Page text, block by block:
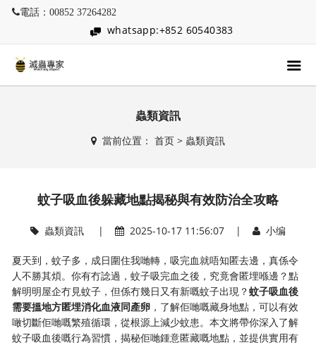
電話：00852 37264282
whatsapp:+852 60540383
蟲類資訊
當前位置： 首页> 蟲類資訊
蚊子吸血後躲藏地點揭秘與有效防治全攻略
蟲類資訊| 2025-10-17 11:56:07 | 小编
夏天到，蚊子多，成日圍住我哋轉，吸完血就唔知匿去邊，真係令
人不勝其煩。你有冇諗過，蚊子吸完血之後，究竟會匿埋喺邊？點
解明明屋企冇見蚊子，但係冇幾日又有新嘅蚊子出現？​​蚊子吸血後
需要搵地方匿埋消化血液同產卵​ ​，了解佢哋嘅藏身地點，可以有效
噉切斷佢哋嘅繁殖循環，從根源上減少蚊患。本文將帶你深入了解
蚊子吸血後嘅行為習慣，揭秘佢哋鍾意匿藏嘅地點，並提供實用有